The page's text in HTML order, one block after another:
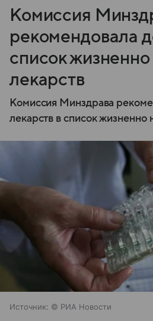
Комиссия
рекомендовала
список
лекарств
Комиссия Минздрава
лекарств в список жизненно
Источник: © РИА Новости